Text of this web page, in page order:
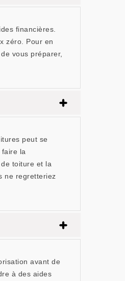
financières.
zéro. Pour en
vous préparer,
peut se
la
toiture et la
ne regretteriez
avant de
à des aides